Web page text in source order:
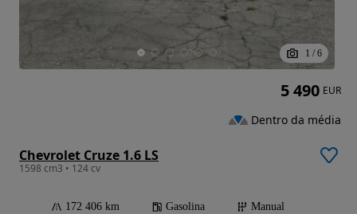
1 / 6
Chevrolet Cruze 1.6 LS
1598 cm3 • 124 cv
172 406 km Gasolina
Manual
5 490 EUR
Dentro da média